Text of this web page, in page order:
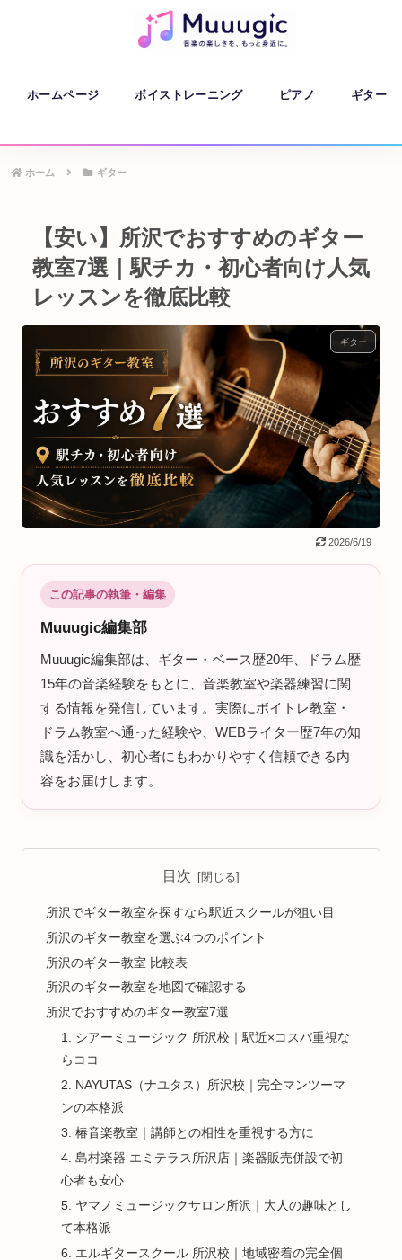
ホームページ ボイストレーニング ピアノ ギター
ホーム ギター
【安い】所沢でおすすめのギター
教室7選｜駅チカ・初心者向け人気
レッスンを徹底比較
ギター
2026/6/19
この記事の執筆・編集
Muuugic編集部
Muuugic編集部は、ギター・ベース歴20年、ドラム歴
15年の音楽経験をもとに、音楽教室や楽器練習に関
する情報を発信しています。実際にボイトレ教室・
ドラム教室へ通った経験や、WEBライター歴7年の知
識を活かし、初心者にもわかりやすく信頼できる内
容をお届けします。
目次
所沢でギター教室を探すなら駅近スクールが狙い目
所沢のギター教室を選ぶ4つのポイント
所沢のギター教室 比較表
所沢のギター教室を地図で確認する
所沢でおすすめのギター教室7選
1. シアーミュージック 所沢校｜駅近×コスパ重視な
らココ
2. NAYUTAS（ナユタス）所沢校｜完全マンツーマ
ンの本格派
3. 椿音楽教室｜講師との相性を重視する方に
4. 島村楽器 エミテラス所沢店｜楽器販売併設で初
心者も安心
5. ヤマノミュージックサロン所沢｜大人の趣味とし
て本格派
6. エルギタースクール 所沢校｜地域密着の完全個